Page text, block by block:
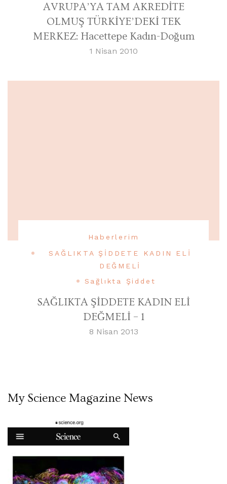
AVRUPA’YA TAM AKREDİTE
OLMUŞ TÜRKİYE’DEKİ TEK
MERKEZ: Hacettepe Kadın-Doğum
1 Nisan 2010
Haberlerim
SAĞLIKTA ŞİDDETE KADIN ELİ
DEĞMELİ
Sağlıkta Şiddet
SAĞLIKTA ŞİDDETE KADIN ELİ
DEĞMELİ – 1
8 Nisan 2013
My Science Magazine News